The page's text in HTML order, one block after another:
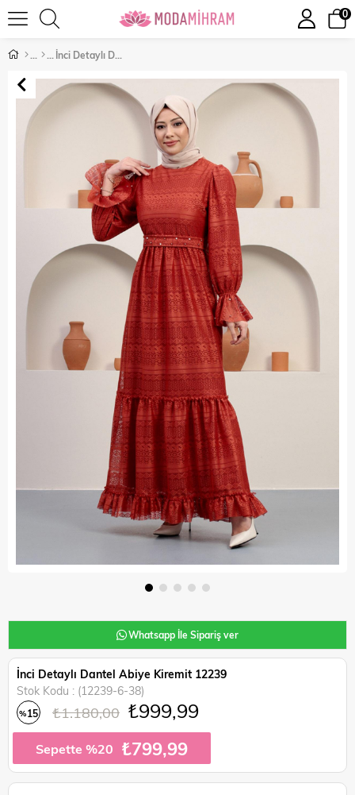
0
İnci Detaylı Dantel Abiye Kiremit 12239
Whatsapp İle Sipariş ver
İnci Detaylı Dantel Abiye Kiremit 12239
Stok Kodu
(12239-6-38)
%15 ₺1.180,00 ₺999,99
Sepette %20 ₺799,99